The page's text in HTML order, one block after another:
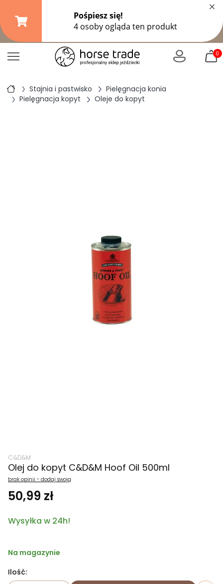
Darmowa dostawa od149,99 zł
299 złpozostałe formy wysyłki
×
0
Stajnia i pastwisko
Pielęgnacja konia
Pielęgnacja kopyt
Oleje do kopyt
C&D&M
Olej do kopyt C&D&M Hoof Oil 500ml
brak opinii - dodaj swoją
50,99 zł
Wysyłka w 24h!
Na magazynie
Ilość: